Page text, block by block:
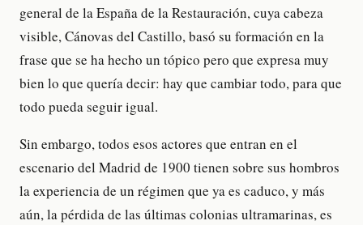
general de la España de la Restauración, cuya cabeza
visible, Cánovas del Castillo, basó su formación en la
frase que se ha hecho un tópico pero que expresa muy
bien lo que quería decir: hay que cambiar todo, para que
todo pueda seguir igual.
Sin embargo, todos esos actores que entran en el
escenario del Madrid de 1900 tienen sobre sus hombros
la experiencia de un régimen que ya es caduco, y más
aún, la pérdida de las últimas colonias ultramarinas, es